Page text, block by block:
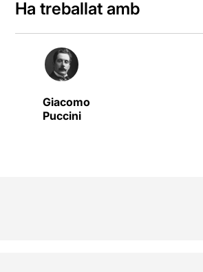
Ha treballat amb
Giacomo
Puccini